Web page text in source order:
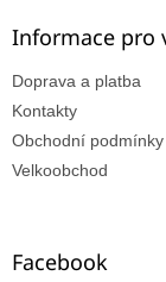
Informace pro
Doprava a platba
Kontakty
Obchodní podmínky
Velkoobchod
Facebook